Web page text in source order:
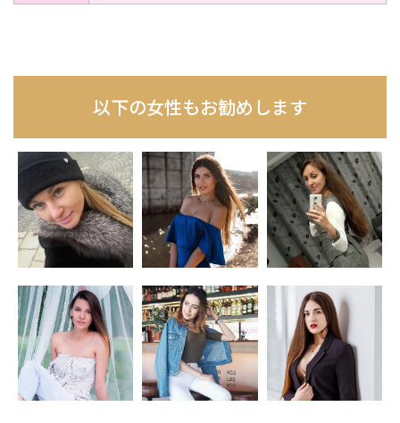
以下の女性もお勧めします